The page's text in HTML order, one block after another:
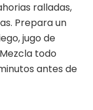
ralladas,
Prepara un
jugo de
todo
antes de